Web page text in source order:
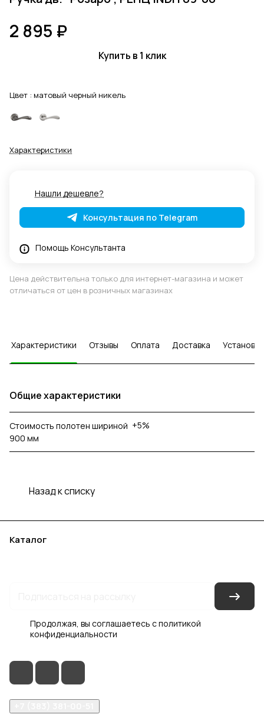
2 895 ₽
Купить в 1 клик
Цвет : матовый черный никель
Характеристики
Нашли дешевле?
Консультация по Telegram
Помощь Консультанта
Цена действительна только для интернет-магазина и может
отличаться от цен в розничных магазинах
Характеристики Отзывы Оплата Доставка Установка
Общие характеристики
Стоимость полотен шириной
900 мм
+5%
Назад к списку
Каталог
Продолжая, вы соглашаетесь сполитикой
конфиденциальности